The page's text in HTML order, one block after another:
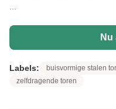
Nu
Labels: buisvormige stalen
zelfdragende toren